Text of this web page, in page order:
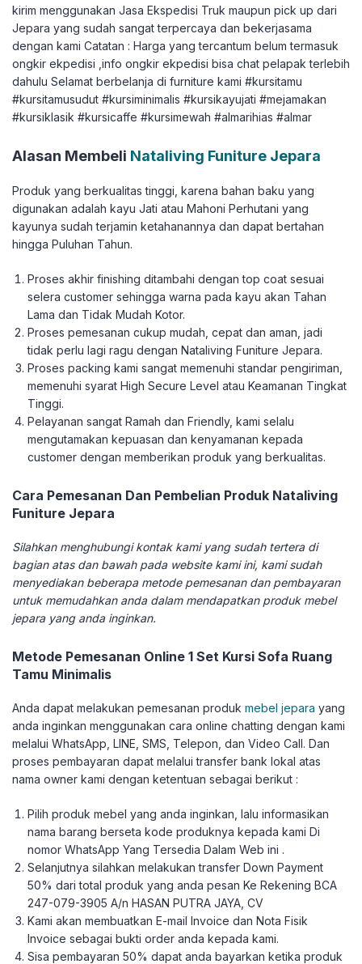
kirim menggunakan Jasa Ekspedisi Truk maupun pick up dari
Jepara yang sudah sangat terpercaya dan bekerjasama
dengan kami Catatan : Harga yang tercantum belum termasuk
ongkir ekpedisi ,info ongkir ekpedisi bisa chat pelapak terlebih
dahulu Selamat berbelanja di furniture kami #kursitamu
#kursitamusudut #kursiminimalis #kursikayujati #mejamakan
#kursiklasik #kursicaffe #kursimewah #almarihias #almar
Alasan Membeli Nataliving Funiture Jepara
Produk yang berkualitas tinggi, karena bahan baku yang
digunakan adalah kayu Jati atau Mahoni Perhutani yang
kayunya sudah terjamin ketahanannya dan dapat bertahan
hingga Puluhan Tahun.
Proses akhir finishing ditambahi dengan top coat sesuai
selera customer sehingga warna pada kayu akan Tahan
Lama dan Tidak Mudah Kotor.
Proses pemesanan cukup mudah, cepat dan aman, jadi
tidak perlu lagi ragu dengan Nataliving Funiture Jepara.
Proses packing kami sangat memenuhi standar pengiriman,
memenuhi syarat High Secure Level atau Keamanan Tingkat
Tinggi.
Pelayanan sangat Ramah dan Friendly, kami selalu
mengutamakan kepuasan dan kenyamanan kepada
customer dengan memberikan produk yang berkualitas.
Cara Pemesanan Dan Pembelian Produk Nataliving
Funiture Jepara
Silahkan menghubungi kontak kami yang sudah tertera di
bagian atas dan bawah pada website kami ini, kami sudah
menyediakan beberapa metode pemesanan dan pembayaran
untuk memudahkan anda dalam mendapatkan produk mebel
jepara yang anda inginkan.
Metode Pemesanan Online 1 Set Kursi Sofa Ruang
Tamu Minimalis
Anda dapat melakukan pemesanan produk mebel jepara yang
anda inginkan menggunakan cara online chatting dengan kami
melalui WhatsApp, LINE, SMS, Telepon, dan Video Call. Dan
proses pembayaran dapat melalui transfer bank lokal atas
nama owner kami dengan ketentuan sebagai berikut :
Pilih produk mebel yang anda inginkan, lalu informasikan
nama barang berseta kode produknya kepada kami Di
nomor WhatsApp Yang Tersedia Dalam Web ini .
Selanjutnya silahkan melakukan transfer Down Payment
50% dari total produk yang anda pesan Ke Rekening BCA
247-079-3905 A/n HASAN PUTRA JAYA, CV
Kami akan membuatkan E-mail Invoice dan Nota Fisik
Invoice sebagai bukti order anda kepada kami.
Sisa pembayaran 50% dapat anda bayarkan ketika produk